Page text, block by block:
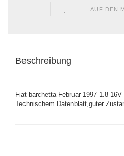
AUF DEN
Beschreibung
Fiat barchetta Februar 1997 1.8
Technischem Datenblatt,guter